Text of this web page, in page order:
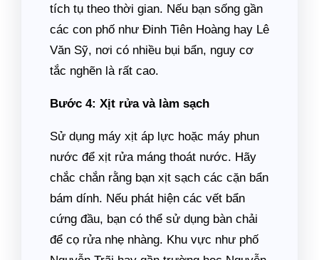
tích tụ theo thời gian. Nếu bạn sống gần
các con phố như Đinh Tiên Hoàng hay Lê
Văn Sỹ, nơi có nhiều bụi bẩn, nguy cơ
tắc nghẽn là rất cao.
Bước 4: Xịt rửa và làm sạch
Sử dụng máy xịt áp lực hoặc máy phun
nước để xịt rửa máng thoát nước. Hãy
chắc chắn rằng bạn xịt sạch các cặn bẩn
bám dính. Nếu phát hiện các vết bẩn
cứng đầu, bạn có thể sử dụng bàn chải
để cọ rửa nhẹ nhàng. Khu vực như phố